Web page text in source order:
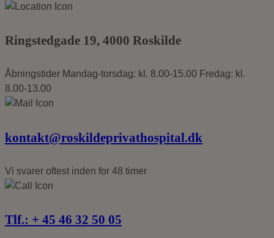
Ringstedgade 19, 4000 Roskilde
Åbningstider Mandag-torsdag: kl. 8.00-15.00 Fredag: kl.
8.00-13.00
kontakt@roskildeprivathospital.dk
Vi svarer oftest inden for 48 timer
Tlf.: + 45 46 32 50 05